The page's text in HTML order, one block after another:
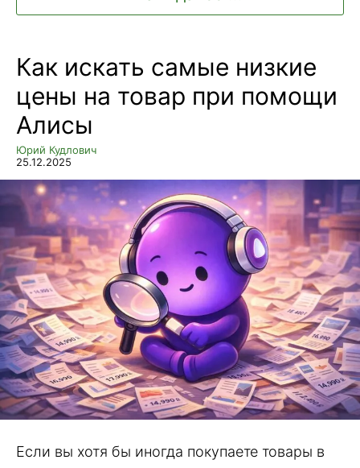
Как искать самые низкие
цены на товар при помощи
Алисы
Юрий Кудлович
25.12.2025
Если вы хотя бы иногда покупаете товары в